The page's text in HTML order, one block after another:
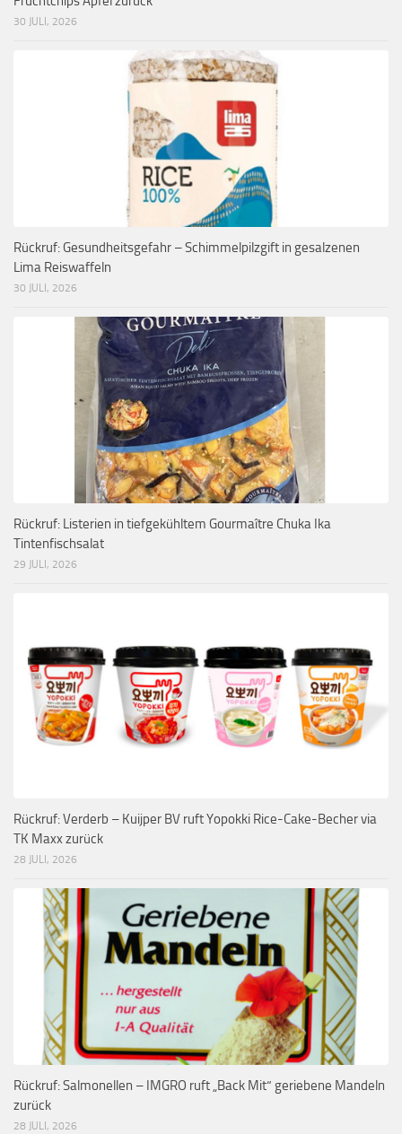
30 JULI, 2026
Rückruf: Gesundheitsgefahr – Schimmelpilzgift in gesalzenen
Lima Reiswaffeln
30 JULI, 2026
Rückruf: Listerien in tiefgekühltem Gourmaître Chuka Ika
Tintenfischsalat
29 JULI, 2026
Rückruf: Verderb – Kuijper BV ruft Yopokki Rice-Cake-Becher via
TK Maxx zurück
28 JULI, 2026
Rückruf: Salmonellen – IMGRO ruft „Back Mit“ geriebene Mandeln
zurück
28 JULI, 2026